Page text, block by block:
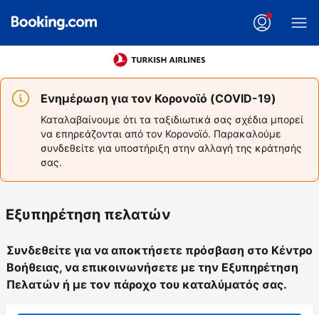
Ενημέρωση για τον Κορονοϊό (COVID-19)
Καταλαβαίνουμε ότι τα ταξιδιωτικά σας σχέδια μπορεί
να επηρεάζονται από τον Κορονοϊό. Παρακαλούμε
συνδεθείτε για υποστήριξη στην αλλαγή της κράτησής
σας.
Εξυπηρέτηση πελατών
Συνδεθείτε για να αποκτήσετε πρόσβαση στο Κέντρο
Βοήθειας, να επικοινωνήσετε με την Εξυπηρέτηση
Πελατών ή με τον πάροχο του καταλύματός σας.